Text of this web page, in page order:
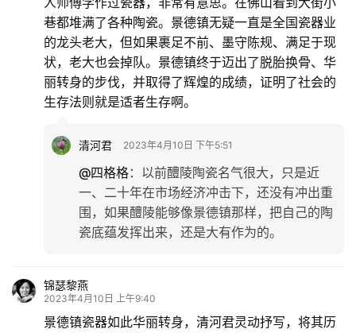
巷都堆满了各种陶瓷。景德镇无疑一直是全国瓷器业
的龙头老大，但如果裹足不前、墨守陈规、满足于现
状，老大也会掉队。景德镇终于迈出了脱胎换骨、华
丽转身的步伐，并取得了辉煌的成绩，证明了社会的
生存法则就是适者生存啊。
清河君 2023年4月10日 下午5:51
@四格格： 以前醴陵陶瓷名气很大，只是近
一、二十年在市场经济冲击下，还没有冲出重
围，如果醴陵能够像景德镇那样，把自己的陶
瓷底蕴发挥出来，还是大有作为的。
锦瑟黎燕
2023年4月10日 上午9:40
景德镇瓷器如此华丽转身，清河君灵动抒写，将其历